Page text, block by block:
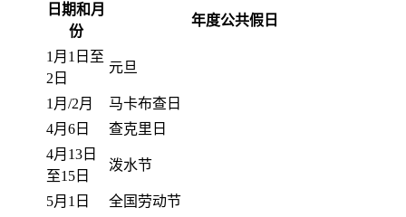
日期和月
份
年度公共假日
1月1日至
2日
元旦
1月/2月
马卡布查日
4月6日
查克里日
4月13日
至15日
泼水节
5月1日
全国劳动节